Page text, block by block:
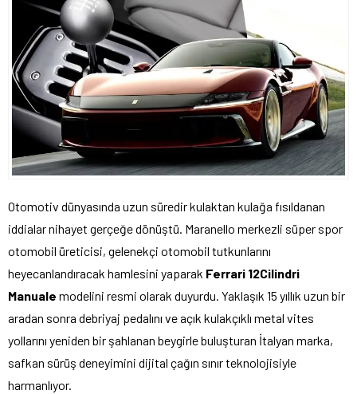
Otomotiv dünyasında uzun süredir kulaktan kulağa fısıldanan
iddialar nihayet gerçeğe dönüştü. Maranello merkezli süper spor
otomobil üreticisi, gelenekçi otomobil tutkunlarını
heyecanlandıracak hamlesini yaparak Ferrari 12Cilindri
Manuale modelini resmi olarak duyurdu. Yaklaşık 15 yıllık uzun bir
aradan sonra debriyaj pedalını ve açık kulakçıklı metal vites
yollarını yeniden bir şahlanan beygirle buluşturan İtalyan marka,
safkan sürüş deneyimini dijital çağın sınır teknolojisiyle
harmanlıyor.